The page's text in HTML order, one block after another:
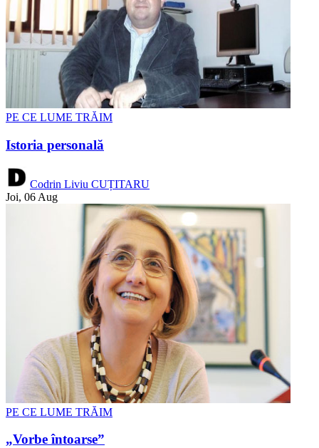
PE CE LUME TRĂIM
Istoria personală
Codrin Liviu CUȚITARU
Joi, 06 Aug
PE CE LUME TRĂIM
„Vorbe întoarse”